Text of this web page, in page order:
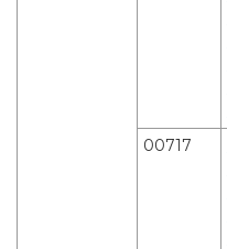
00717